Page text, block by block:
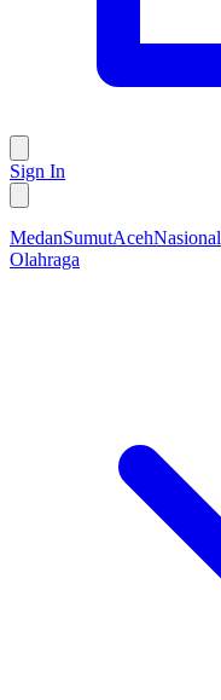
Sign In
MedanSumutAcehNasional
Olahraga